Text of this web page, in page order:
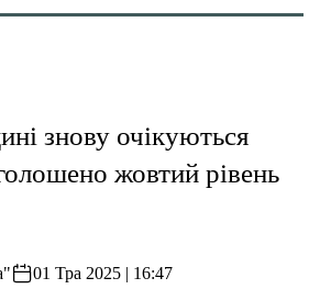
знову очікуються
жовтий рівень
01 Тра 2025 | 16:47